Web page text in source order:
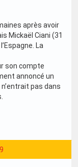
après avoir
Mickaël Ciani (31
La
son compte
annoncé un
n’entrait pas dans